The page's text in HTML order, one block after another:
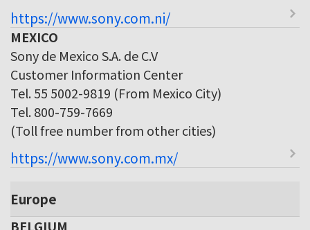
https://www.sony.com.ni/
MEXICO
Sony de Mexico S.A. de C.V
Customer Information Center
Tel. 55 5002-9819 (From Mexico City)
Tel. 800-759-7669
(Toll free number from other cities)
https://www.sony.com.mx/
Europe
BELGIUM